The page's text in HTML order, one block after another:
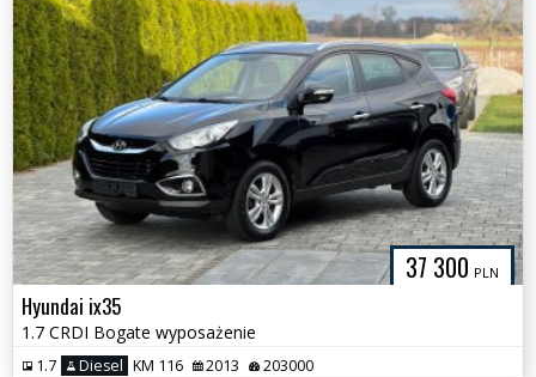
37 300 PLN
Hyundai ix35
1.7 CRDI Bogate wyposażenie
1.7 Diesel KM 116 2013 203000